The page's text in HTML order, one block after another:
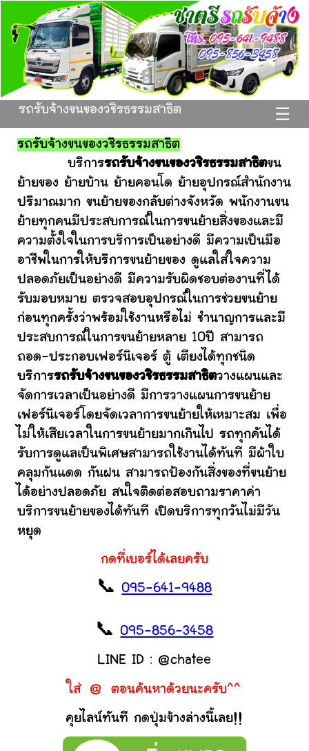
☰
รถรับจ้างขนของวชิรธรรมสาธิต
รถรับจ้างขนของวชิรธรรมสาธิต
บริการรถรับจ้างขนของวชิรธรรมสาธิตขน
ย้ายของ ย้ายบ้าน ย้ายคอนโด ย้ายอุปกรณ์สำนักงาน
ปริมาณมาก ขนย้ายของกลับต่างจังหวัด พนักงานขน
ย้ายทุกคนมีประสบการณ์ในการขนย้ายสิ่งของและมี
ความตั้งใจในการบริการเป็นอย่างดี มีความเป็นมือ
อาชีพในการให้บริการขนย้ายของ ดูแลใส่ใจความ
ปลอดภัยเป็นอย่างดี มีความรับผิดชอบต่องานที่ได้
รับมอบหมาย ตรวจสอบอุปกรณ์ในการช่วยขนย้าย
ก่อนทุกครั้งว่าพร้อมใช้งานหรือไม่ ชำนาญการและมี
ประสบการณ์ในการขนย้ายหลาย 10ปี สามารถ
ถอด-ประกอบเฟอร์นิเจอร์ ตู้ เตียงได้ทุกชนิด
บริการรถรับจ้างขนของวชิรธรรมสาธิตวางแผนและ
จัดการเวลาเป็นอย่างดี มีการวางแผนการขนย้าย
เฟอร์นิเจอร์โดยจัดเวลาการขนย้ายให้เหมาะสม เพื่อ
ไม่ให้เสียเวลาในการขนย้ายมากเกินไป รถทุกคันได้
รับการดูแลเป็นพิเศษสามารถใช้งานได้ทันที มีผ้าใบ
คลุมกันแดด กันฝน สามารถป้องกันสิ่งของที่ขนย้าย
ได้อย่างปลอดภัย สนใจติดต่อสอบถามราคาค่า
บริการขนย้ายของได้ทันที เปิดบริการทุกวันไม่มีวัน
หยุด
กดที่เบอร์ได้เลยครับ
📞095-641-9488
📞095-856-3458
LINE ID : @chatee
ใส่ @ ตอนค้นหาด้วยนะครับ^^
คุยไลน์ทันที กดปุ่มข้างล่างนี้เลย!!